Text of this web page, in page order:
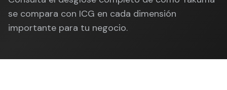
se compara con ICG en cada dimensión
importante para tu negocio.